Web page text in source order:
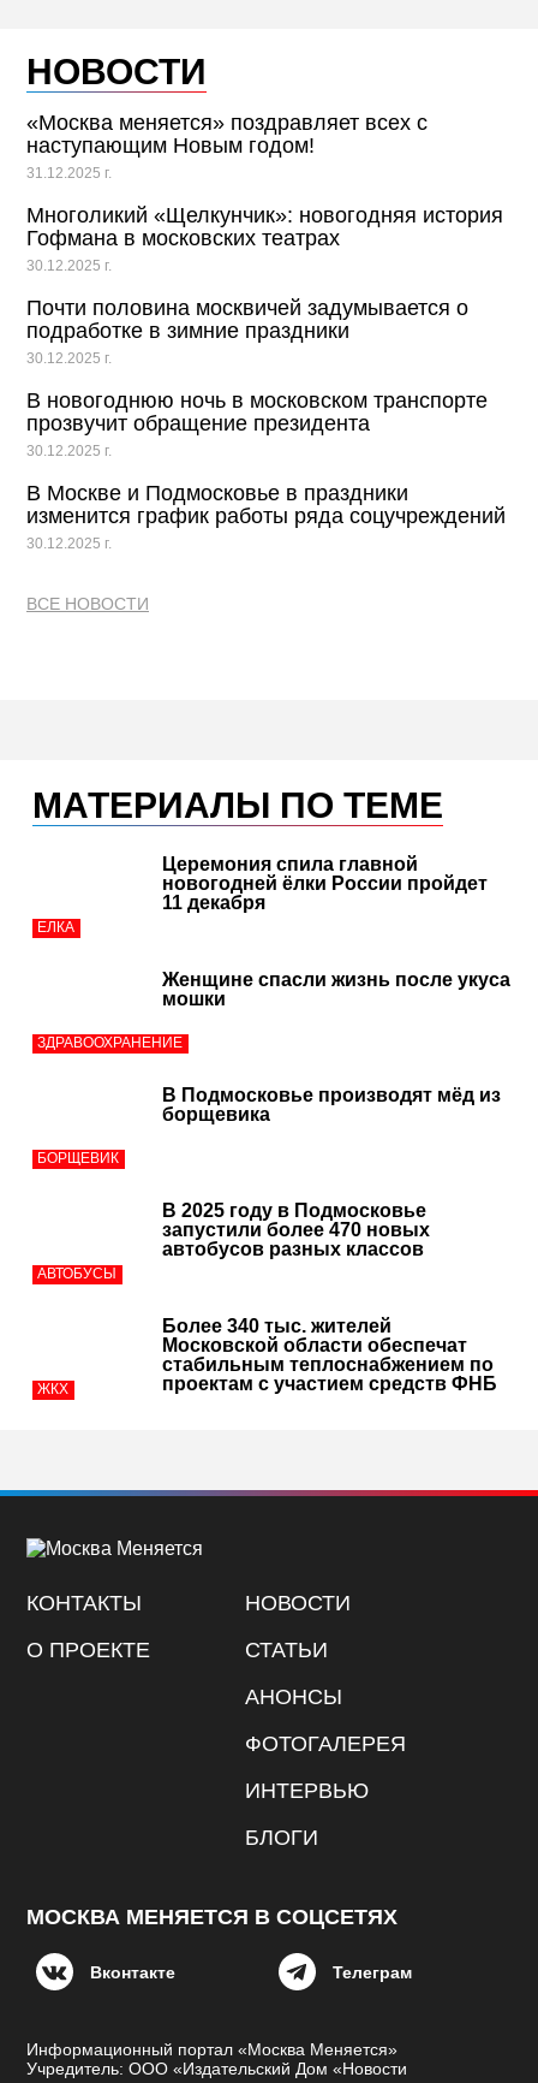
НОВОСТИ
«Москва меняется» поздравляет всех с
наступающим Новым годом!
31.12.2025 г.
Многоликий «Щелкунчик»: новогодняя история
Гофмана в московских театрах
30.12.2025 г.
Почти половина москвичей задумывается о
подработке в зимние праздники
30.12.2025 г.
В новогоднюю ночь в московском транспорте
прозвучит обращение президента
30.12.2025 г.
В Москве и Подмосковье в праздники
изменится график работы ряда соцучреждений
30.12.2025 г.
ВСЕ НОВОСТИ
МАТЕРИАЛЫ ПО ТЕМЕ
ЕЛКА
Церемония спила главной
новогодней ёлки России пройдет
11 декабря
ЗДРАВООХРАНЕНИЕ
Женщине спасли жизнь после укуса
мошки
БОРЩЕВИК
В Подмосковье производят мёд из
борщевика
АВТОБУСЫ
В 2025 году в Подмосковье
запустили более 470 новых
автобусов разных классов
ЖКХ
Более 340 тыс. жителей
Московской области обеспечат
стабильным теплоснабжением по
проектам с участием средств ФНБ
КОНТАКТЫ
О ПРОЕКТЕ
НОВОСТИ
СТАТЬИ
АНОНСЫ
ФОТОГАЛЕРЕЯ
ИНТЕРВЬЮ
БЛОГИ
МОСКВА МЕНЯЕТСЯ В СОЦСЕТЯХ
Вконтакте Телеграм
Информационный портал «Москва Меняется»
Учредитель: ООО «Издательский Дом «Новости